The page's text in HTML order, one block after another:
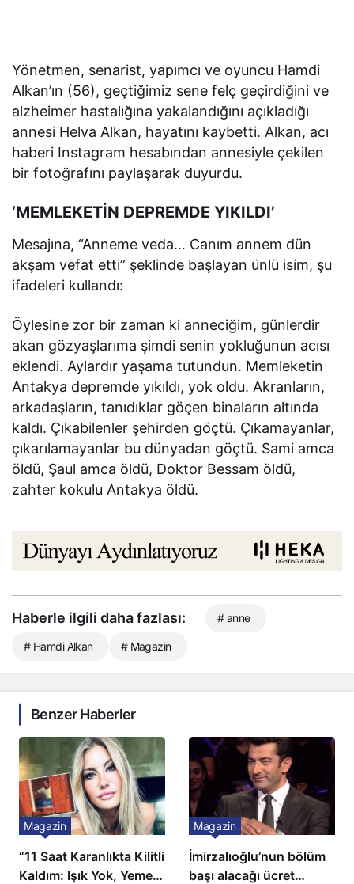
Yönetmen, senarist, yapımcı ve oyuncu Hamdi
Alkan’ın (56), geçtiğimiz sene felç geçirdiğini ve
alzheimer hastalığına yakalandığını açıkladığı
annesi Helva Alkan, hayatını kaybetti. Alkan, acı
haberi Instagram hesabından annesiyle çekilen
bir fotoğrafını paylaşarak duyurdu.
‘MEMLEKETİN DEPREMDE YIKILDI’
Mesajına, “Anneme veda… Canım annem dün
akşam vefat etti” şeklinde başlayan ünlü isim, şu
ifadeleri kullandı:
Öylesine zor bir zaman ki anneciğim, günlerdir
akan gözyaşlarıma şimdi senin yokluğunun acısı
eklendi. Aylardır yaşama tutundun. Memleketin
Antakya depremde yıkıldı, yok oldu. Akranların,
arkadaşların, tanıdıklar göçen binaların altında
kaldı. Çıkabilenler şehirden göçtü. Çıkamayanlar,
çıkarılamayanlar bu dünyadan göçtü. Sami amca
öldü, Şaul amca öldü, Doktor Bessam öldü,
zahter kokulu Antakya öldü.
Haberle ilgili daha fazlası: # anne
# Hamdi Alkan # Magazin
Benzer Haberler
“11 Saat Karanlıkta Kilitli
Kaldım: Işık Yok, Yemek
Magazin
İmirzalıoğlu’nun bölüm
başı alacağı ücret
Magazin